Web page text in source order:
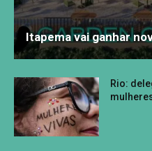
Itapema vai ganhar
Rio: